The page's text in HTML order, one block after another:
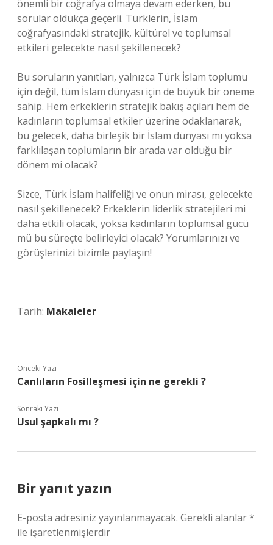
önemli bir coğrafya olmaya devam ederken, bu
sorular oldukça geçerli. Türklerin, İslam
coğrafyasındaki stratejik, kültürel ve toplumsal
etkileri gelecekte nasıl şekillenecek?
Bu soruların yanıtları, yalnızca Türk İslam toplumu
için değil, tüm İslam dünyası için de büyük bir öneme
sahip. Hem erkeklerin stratejik bakış açıları hem de
kadınların toplumsal etkiler üzerine odaklanarak,
bu gelecek, daha birleşik bir İslam dünyası mı yoksa
farklılaşan toplumların bir arada var olduğu bir
dönem mi olacak?
Sizce, Türk İslam halifeliği ve onun mirası, gelecekte
nasıl şekillenecek? Erkeklerin liderlik stratejileri mi
daha etkili olacak, yoksa kadınların toplumsal gücü
mü bu süreçte belirleyici olacak? Yorumlarınızı ve
görüşlerinizi bizimle paylaşın!
Tarih: Makaleler
Önceki Yazı
Canlıların Fosilleşmesi için ne gerekli ?
Sonraki Yazı
Usul şapkalı mı ?
Bir yanıt yazın
E-posta adresiniz yayınlanmayacak. Gerekli alanlar*
ile işaretlenmişlerdir